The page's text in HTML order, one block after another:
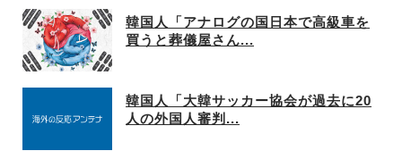
韓国人「アナログの国日本で高級車を
買うと葬儀屋さん...
韓国人「大韓サッカー協会が過去に20
人の外国人審判...